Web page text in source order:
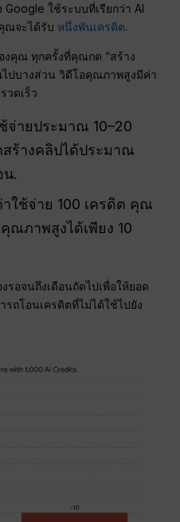
ใช้ระบบที่เรียกว่า AI
ณจะได้รับ หนึ่งพันเครดิต.
งคุณ ทุกครั้งที่คุณกด “สร้าง
ปบางส่วน วิดีโอคุณภาพสูงมีค่า
วดเร็ว
จ่ายประมาณ 10–20
ร้างคลิปได้ประมาณ
น.
าใช้จ่าย 100 เครดิต คุณ
ณภาพสูงได้เพียง 10
อจนถึงเดือนถัดไปเพื่อให้ยอด
ถโอนเครดิตที่ไม่ได้ใช้ไปยัง